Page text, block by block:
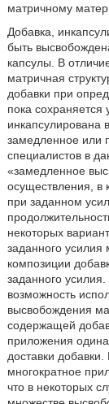
матричному
Добавка,
быть
капсулы. В
матричная
добавки при
пока сохраняется
инкапсулирована
замедленное или
специалистов в
«замедленное
осуществления, в
при заданном
некоторых
заданного усилия
композиции
заданного
возможность
высвобождения
содержащей
приложения
доставки
многократное
что в некоторых